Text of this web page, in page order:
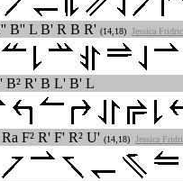
B'' L B' R B R' (14,18) Jessica
B² R' B L' B' L
F² R' F' R² U' (14,18) Jessica